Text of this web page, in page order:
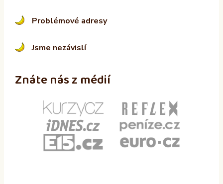
Problémové adresy
Jsme nezávislí
Znáte nás z médií